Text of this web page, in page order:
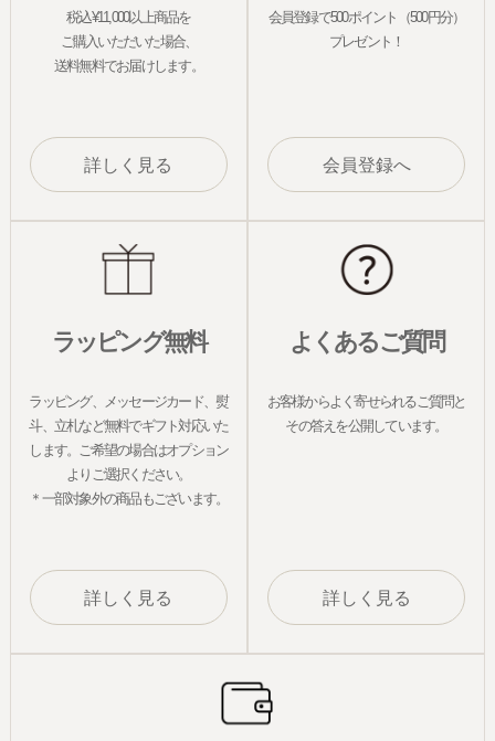
税込¥11,000以上商品を
ご購入いただいた場合、
送料無料でお届けします。
詳しく見る
会員登録で500ポイント（500円分）
プレゼント！
会員登録へ
ラッピング無料
ラッピング、メッセージカード、熨
斗、立札など無料でギフト対応いた
します。ご希望の場合はオプション
よりご選択ください。
＊一部対象外の商品もございます。
詳しく見る
よくあるご質問
お客様からよく寄せられるご質問と
その答えを公開しています。
詳しく見る